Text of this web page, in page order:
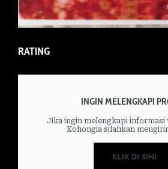
RATING
INGIN MELENGKAPI
Jika ingin melengkapi informasi
Kohongia silahkan
KLIK DI SINI